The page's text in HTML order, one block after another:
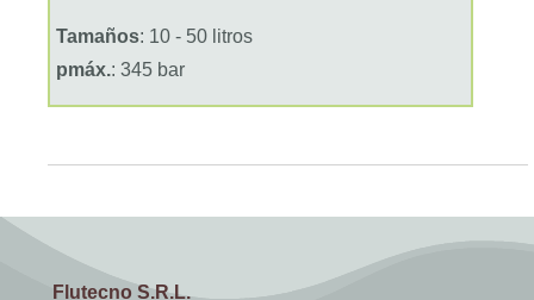
Tamaños: 10 - 50 litros
pmáx.: 345 bar
Flutecno S.R.L.